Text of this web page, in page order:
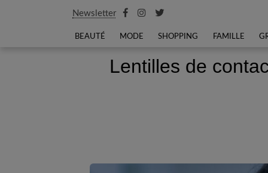
Newsletter
BEAUTÉ MODE SHOPPING FAMILLE
Lentilles de